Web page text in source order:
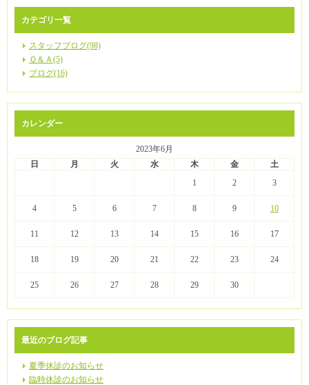
カテゴリ一覧
スタッフブログ(98)
Ｑ＆Ａ(5)
ブログ(16)
カレンダー
2023年6月
日
月 火 水 木 金
土
1
2 3
4 5 6 7 8 9 10
11 12 13 14 15 16 17
18 19 20 21 22 23 24
25 26 27 28 29 30
最近のブログ記事
夏季休診のお知らせ
臨時休診のお知らせ